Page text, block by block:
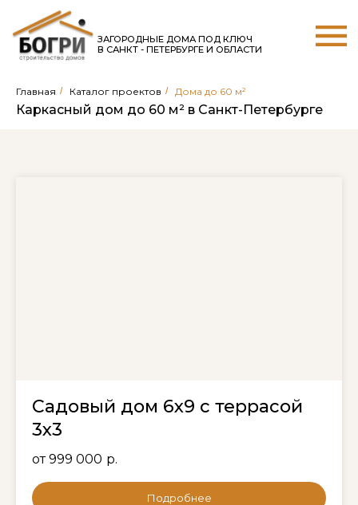
АКЦИЯ до 01.04! Свайный фундамент в
подарок!
ЗАГОРОДНЫЕ ДОМА ПОД КЛЮЧ
В САНКТ - ПЕТЕРБУРГЕ И ОБЛАСТИ
Главная / Каталог проектов / Дома до 60 м²
Каркасный дом до 60 м² в Санкт-Петербурге
Садовый дом 6х9 с террасой
3х3
от 999 000 р.
Подробнее